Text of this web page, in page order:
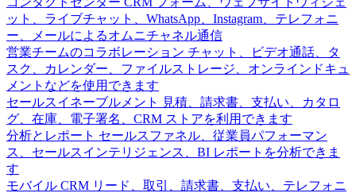
ット、ライブチャット、WhatsApp、Instagram、テレフォニ
ー、メールによるオムニチャネル通信
営業チームのコラボレーション チャット、ビデオ通話、タ
スク、カレンダー、ファイルストレージ、オンラインドキュ
メントなどを使用できます
セールスイネーブルメント
見積、請求書、支払い、カタロ
グ、在庫、電子署名、CRM ストアを利用できます
分析とレポート セールスファネル、従業員パフォーマン
ス、セールスインテリジェンス、BI レポートを分析できま
す
モバイル CRM リード、取引、請求書、支払い、テレフォニ